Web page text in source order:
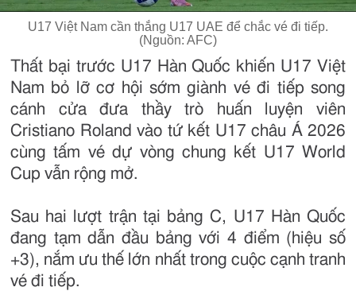
U17 Việt Nam cần thắng U17 UAE để chắc vé đi tiếp.
(Nguồn: AFC)
Thất bại trước U17 Hàn Quốc khiến U17 Việt
Nam bỏ lỡ cơ hội sớm giành vé đi tiếp song
cánh cửa đưa thầy trò huấn luyện viên
Cristiano Roland vào tứ kết U17 châu Á 2026
cùng tấm vé dự vòng chung kết U17 World
Cup vẫn rộng mở.
Sau hai lượt trận tại bảng C, U17 Hàn Quốc
đang tạm dẫn đầu bảng với 4 điểm (hiệu số
+3), nắm ưu thế lớn nhất trong cuộc cạnh tranh
vé đi tiếp.